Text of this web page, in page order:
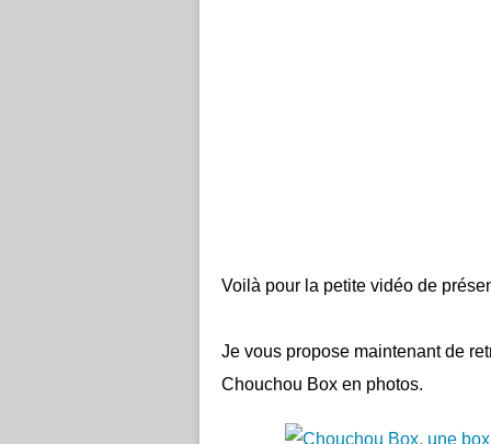
Voilà pour la petite vidéo de
Je vous propose maintenant de
Chouchou Box en photos.